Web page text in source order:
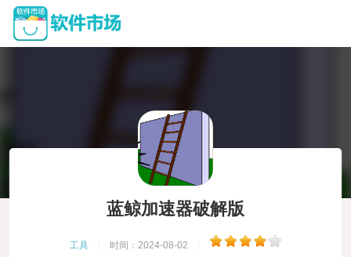
蓝鲸加速器破解版
工具 时间：2024-08-02